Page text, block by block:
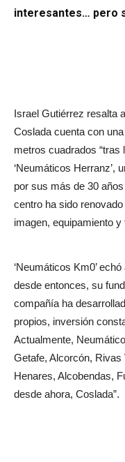
interesantes… pero
Israel Gutiérrez resalta
Coslada cuenta con
metros cuadrados “tras
‘Neumáticos Herranz’,
por sus más de 30
centro ha sido
imagen, equipamiento
‘Neumáticos Km0’
desde entonces, su
compañía ha
propios, inversión
Actualmente,
Getafe, Alcorcón, Rivas
Henares, Alcobendas,
desde ahora, Coslada”.